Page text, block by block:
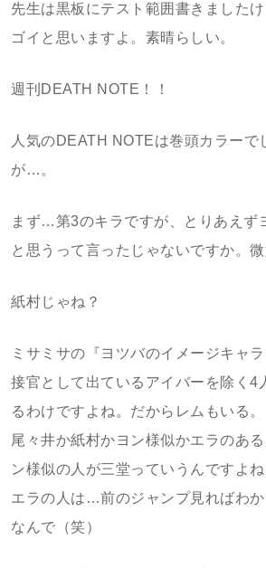
先生は黒板にテスト範囲書きました
ゴイと思いますよ。素晴らしい。
週刊DEATH NOTE！！
人気のDEATH NOTEは巻頭カラーで
が…。
まず…第3のキラですが、とりあえず
と思うって言ったじゃないですか。微
紙村じゃね？
ミサミサの『ヨツバのイメージキャ
接官として出ているアイバーを除く4
るわけですよね。だからレムもいる
尾々井か紙村かヨン様似かエラのあ
ン様似の人が三堂っていうんですよね
エラの人は…前のジャンプ見ればわか
なんで（笑）